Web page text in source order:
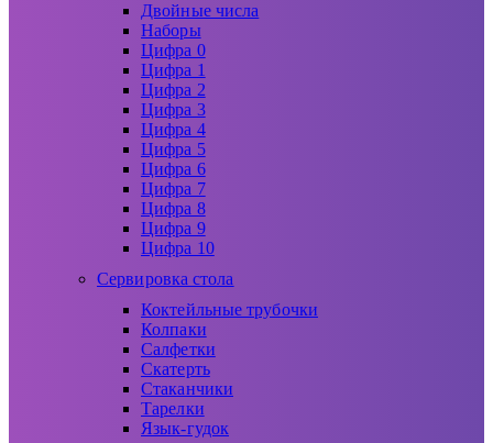
Двойные числа
Наборы
Цифра 0
Цифра 1
Цифра 2
Цифра 3
Цифра 4
Цифра 5
Цифра 6
Цифра 7
Цифра 8
Цифра 9
Цифра 10
Сервировка стола
Коктейльные трубочки
Колпаки
Салфетки
Скатерть
Стаканчики
Тарелки
Язык-гудок